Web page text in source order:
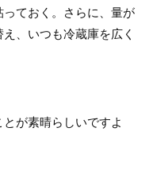
ておく。さらに、量が
、いつも冷蔵庫を広く
が素晴らしいですよ